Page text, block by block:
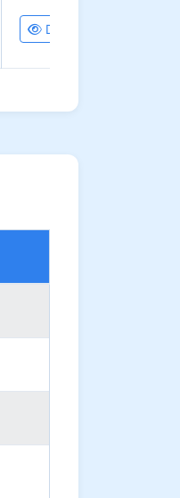
Details